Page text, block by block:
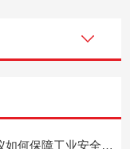
非接触式精准测温：超高温红外测温仪如何保障工业安全与质量？